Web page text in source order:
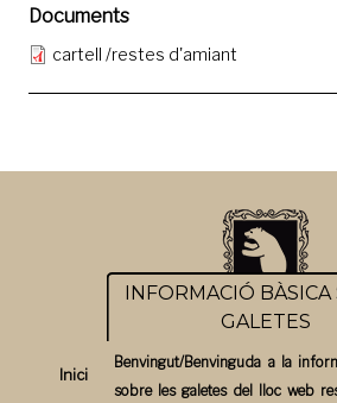
Documents
cartell /restes d'amiant
Inici
INFORMACIÓ BÀSICA
GALETES
Benvingut/Benvinguda a la
sobre les galetes del lloc web